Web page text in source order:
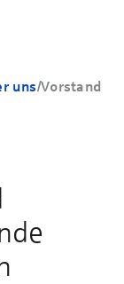
uns/Vorstand